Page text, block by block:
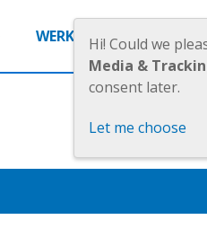
WERKEN BIJHi! Could we
Media &
consent later.
Let me choose